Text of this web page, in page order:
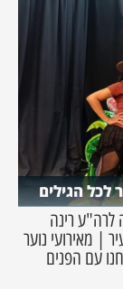
לכל הגילים
רינה
| מאירועי נוער
עם הפנים